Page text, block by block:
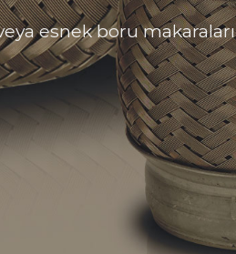
esnek boru makaraları